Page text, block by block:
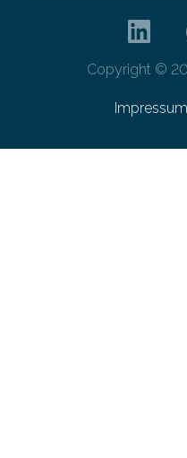
Copyright ©
Impressum